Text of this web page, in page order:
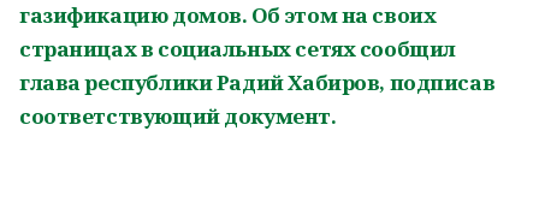
газификацию домов. Об этом на своих
страницах в социальных сетях сообщил
глава республики Радий Хабиров, подписав
соответствующий документ.